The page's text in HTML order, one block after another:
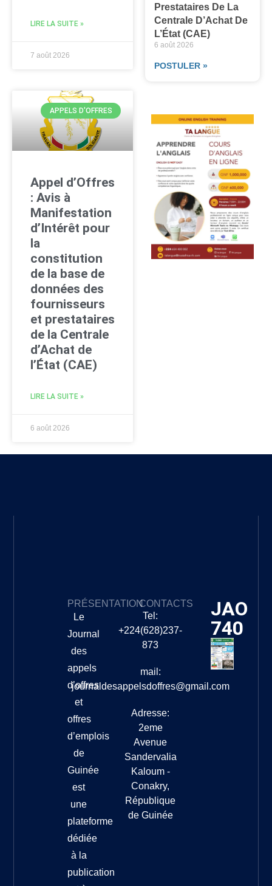
LIRE LA SUITE »
7 août 2026
APPELS D'OFFRES
Appel d’Offres
: Avis à
Manifestation
d’Intérêt pour
la
constitution
de la base de
données des
fournisseurs
et prestataires
de la Centrale
d’Achat de
l’État (CAE)
LIRE LA SUITE »
6 août 2026
Prestataires De La
Centrale D’Achat De
L’État (CAE)
6 août 2026
POSTULER »
PRÉSENTATION
Le
Journal
des
appels
d’offres
et
offres
d’emplois
de
Guinée
est
une
plateforme
dédiée
à la
publication
CONTACTS
Tel:
+224(628)237-
873
mail:
journaldesappelsdoffres@gmail.com
Adresse:
2eme
Avenue
Sandervalia
Kaloum -
Conakry,
République
de Guinée
JAO
740